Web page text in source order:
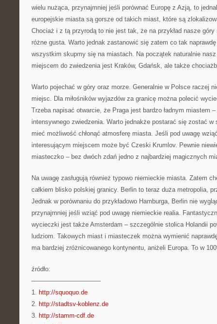
wielu nużąca, przynajmniej jeśli porównać Europę z Azją, to
europejskie miasta są gorsze od takich miast, które są
Chociaż i z tą przyrodą to nie jest tak, że na przykład nasze
różne gusta. Warto jednak zastanowić się zatem co tak
wszystkim skupmy się na miastach. Na początek naturalnie
miejscem do zwiedzenia jest Kraków, Gdańsk, ale także
Warto pojechać w góry oraz morze. Generalnie w Polsce raczej
miejsc. Dla miłośników wyjazdów za granicę można polecić
Trzeba napisać otwarcie, że Praga jest bardzo ładnym miastem
intensywnego zwiedzenia. Warto jednakże postarać się zostać w
mieć możliwość chłonąć atmosferę miasta. Jeśli pod uwagę
interesującym miejscem może być Czeski Krumlov. Pewnie
miasteczko – bez dwóch zdań jedno z najbardziej magicznych
Na uwagę zasługują również typowo niemieckie miasta. Zatem
całkiem blisko polskiej granicy. Berlin to teraz duża metropolia,
Jednak w porównaniu do przykładowo Hamburga, Berlin nie
przynajmniej jeśli wziąć pod uwagę niemieckie realia.
wycieczki jest także Amsterdam – szczególnie stolica Holandii
ludziom. Takowych miast i miasteczek można wymienić
ma bardziej zróżnicowanego kontynentu, aniżeli Europa. To w
źródło:
———————————
1. http://squoquo.de
2. http://stadtsv-koblenz.de
3. http://stamm-cdf.de